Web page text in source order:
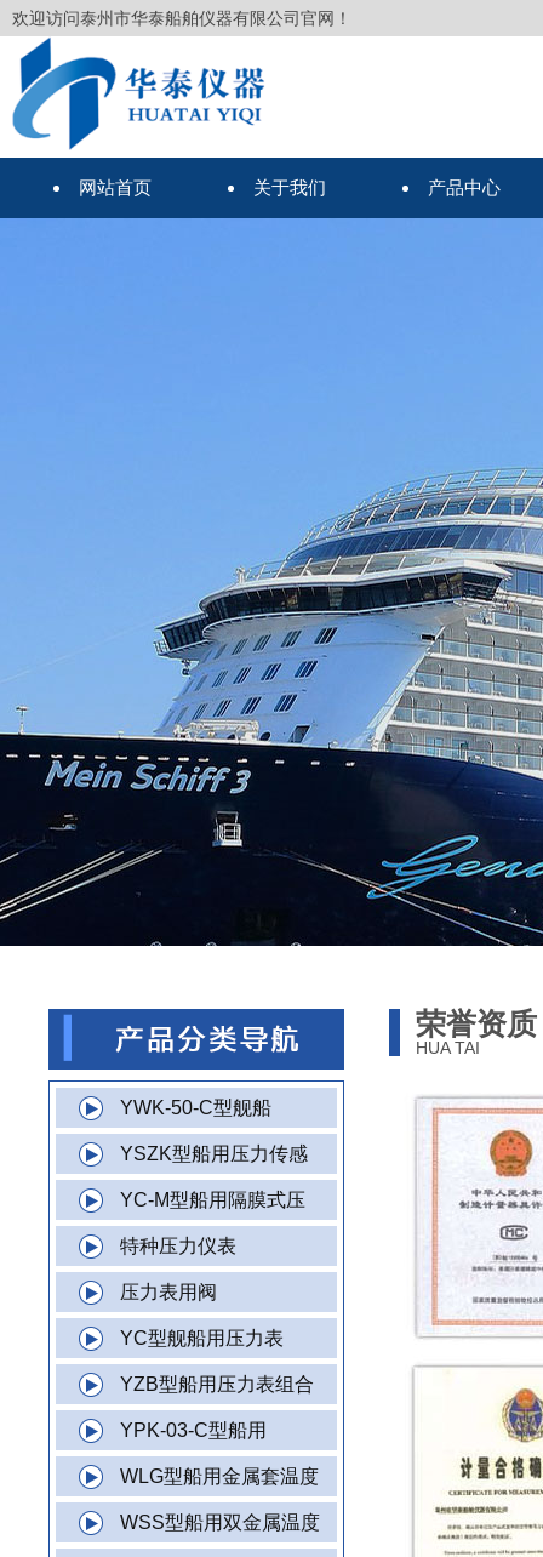
欢迎访问泰州市华泰船舶仪器有限公司官网！
网站首页 关于我们 产品中心
YWK-50-C型舰船
YSZK型船用压力传感
YC-M型船用隔膜式压
特种压力仪表
压力表用阀
YC型舰船用压力表
YZB型船用压力表组合
YPK-03-C型船用
WLG型船用金属套温度
WSS型船用双金属温度
荣誉资质
HUA TAI